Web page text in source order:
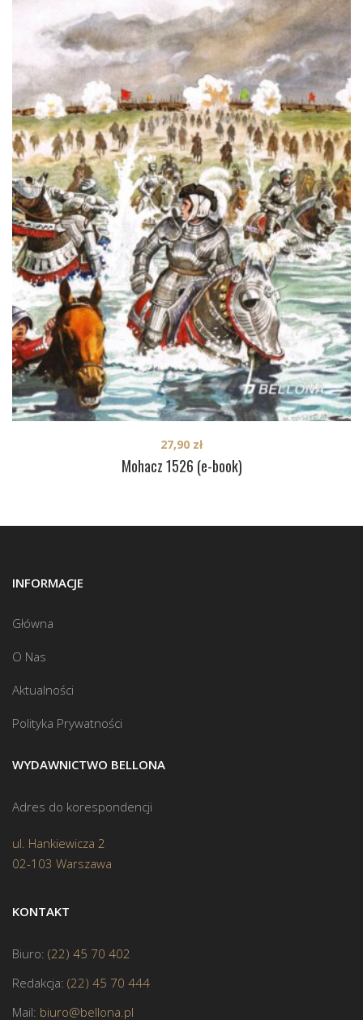
Mohacz 1526 (e-book)
27,90 zł
INFORMACJE
Główna
O Nas
Aktualności
Polityka Prywatności
WYDAWNICTWO BELLONA
Adres do korespondencji
ul. Hankiewicza 2
02-103 Warszawa
KONTAKT
Biuro: (22) 45 70 402
Redakcja: (22) 45 70 444
Mail: biuro@bellona.pl